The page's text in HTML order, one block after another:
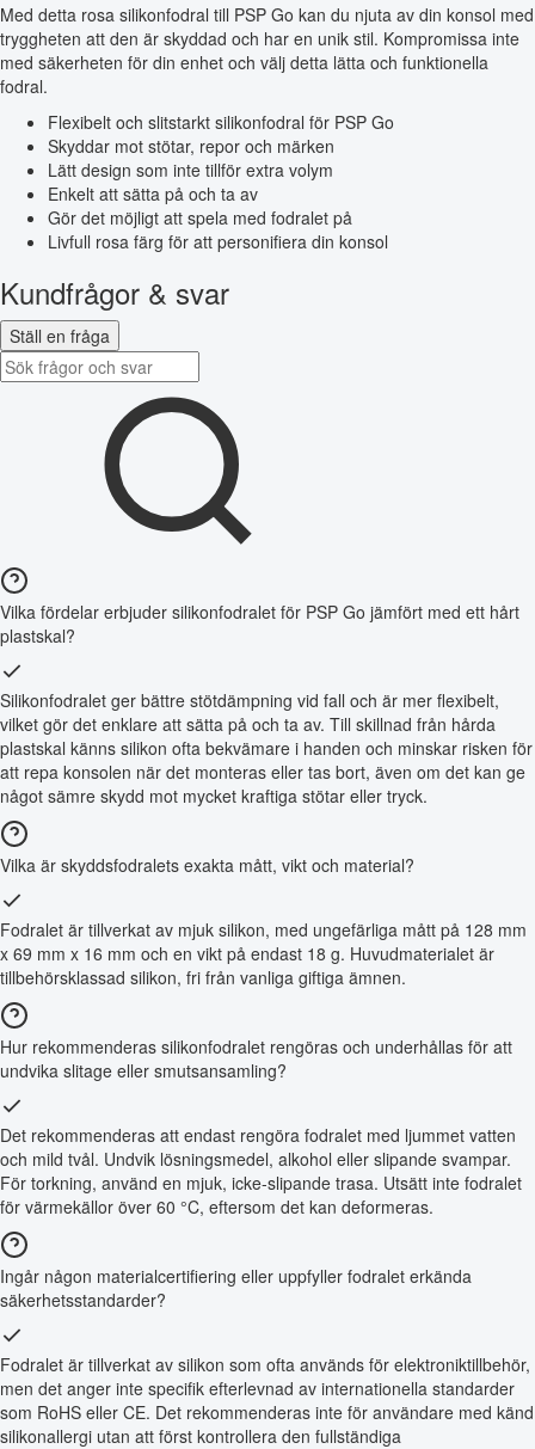
Med detta rosa silikonfodral till PSP Go kan du njuta av din konsol med
tryggheten att den är skyddad och har en unik stil. Kompromissa inte
med säkerheten för din enhet och välj detta lätta och funktionella
fodral.
Flexibelt och slitstarkt silikonfodral för PSP Go
Skyddar mot stötar, repor och märken
Lätt design som inte tillför extra volym
Enkelt att sätta på och ta av
Gör det möjligt att spela med fodralet på
Livfull rosa färg för att personifiera din konsol
Kundfrågor & svar
Ställ en fråga
Vilka fördelar erbjuder silikonfodralet för PSP Go jämfört med ett hårt
plastskal?
Silikonfodralet ger bättre stötdämpning vid fall och är mer flexibelt,
vilket gör det enklare att sätta på och ta av. Till skillnad från hårda
plastskal känns silikon ofta bekvämare i handen och minskar risken för
att repa konsolen när det monteras eller tas bort, även om det kan ge
något sämre skydd mot mycket kraftiga stötar eller tryck.
Vilka är skyddsfodralets exakta mått, vikt och material?
Fodralet är tillverkat av mjuk silikon, med ungefärliga mått på 128 mm
x 69 mm x 16 mm och en vikt på endast 18 g. Huvudmaterialet är
tillbehörsklassad silikon, fri från vanliga giftiga ämnen.
Hur rekommenderas silikonfodralet rengöras och underhållas för att
undvika slitage eller smutsansamling?
Det rekommenderas att endast rengöra fodralet med ljummet vatten
och mild tvål. Undvik lösningsmedel, alkohol eller slipande svampar.
För torkning, använd en mjuk, icke-slipande trasa. Utsätt inte fodralet
för värmekällor över 60 °C, eftersom det kan deformeras.
Ingår någon materialcertifiering eller uppfyller fodralet erkända
säkerhetsstandarder?
Fodralet är tillverkat av silikon som ofta används för elektroniktillbehör,
men det anger inte specifik efterlevnad av internationella standarder
som RoHS eller CE. Det rekommenderas inte för användare med känd
silikonallergi utan att först kontrollera den fullständiga